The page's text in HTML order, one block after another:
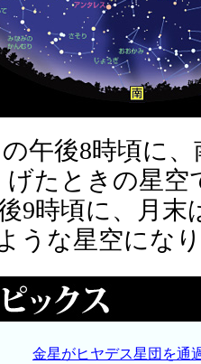
午後8時頃に
げたときの星空
9時頃に、月末
うな星空にな
金星がヒヤデス星団を通